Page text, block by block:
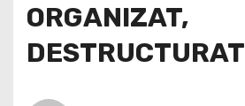
ORGANIZAT,
DESTRUCTURAT